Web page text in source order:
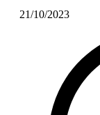
21/10/2023